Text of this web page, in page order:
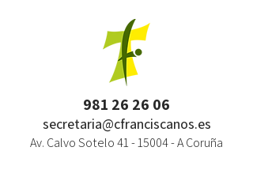
981 26 26 06
secretaria@cfranciscanos.es
Av. Calvo Sotelo41 - 15004- A Coruña